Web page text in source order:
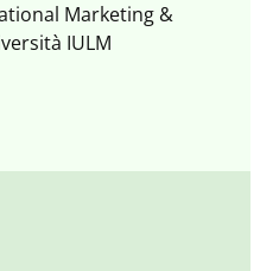
Marketing &
IULM